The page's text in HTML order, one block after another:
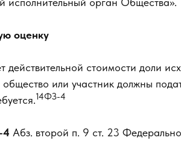
оценку
действительной стоимости доли
общество или участник должны
14ФЗ-4
4 Абз. второй п. 9 ст. 23